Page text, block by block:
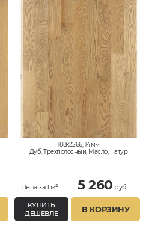
188x2266, 14мм
Дуб, Трехполосный, Масло, Натур
Цена за 1 м² 5 260 руб.
КУПИТЬ
ДЕШЕВЛЕ
В КОРЗИНУ